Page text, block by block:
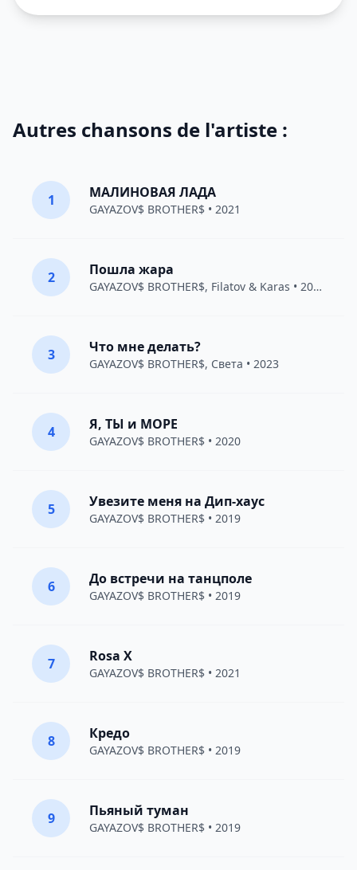
Autres chansons de l'artiste :
1 МАЛИНОВАЯ ЛАДА
GAYAZOV$ BROTHER$ • 2021
2 Пошла жара
GAYAZOV$ BROTHER$, Filatov & Karas • 2021
3 Что мне делать?
GAYAZOV$ BROTHER$, Света • 2023
4 Я, ТЫ и МОРЕ
GAYAZOV$ BROTHER$ • 2020
5 Увезите меня на Дип-хаус
GAYAZOV$ BROTHER$ • 2019
6 До встречи на танцполе
GAYAZOV$ BROTHER$ • 2019
7 Rosa X
GAYAZOV$ BROTHER$ • 2021
8 Кредо
GAYAZOV$ BROTHER$ • 2019
9 Пьяный туман
GAYAZOV$ BROTHER$ • 2019